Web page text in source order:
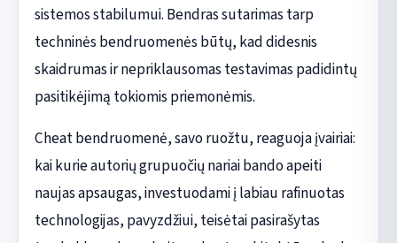
sistemos stabilumui. Bendras sutarimas tarp
techninės bendruomenės būtų, kad didesnis
skaidrumas ir nepriklausomas testavimas padidintų
pasitikėjimą tokiomis priemonėmis.
Cheat bendruomenė, savo ruožtu, reaguoja įvairiai:
kai kurie autorių grupuočių nariai bando apeiti
naujas apsaugas, investuodami į labiau rafinuotas
technologijas, pavyzdžiui, teisėtai pasirašytas